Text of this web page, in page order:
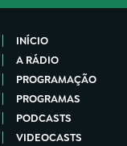
INÍCIO
A RÁDIO
PROGRAMAÇÃO
PROGRAMAS
PODCASTS
VIDEOCASTS